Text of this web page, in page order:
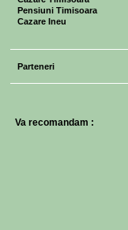
Pensiuni Timisoara
Cazare Ineu
Parteneri
Va recomandam :